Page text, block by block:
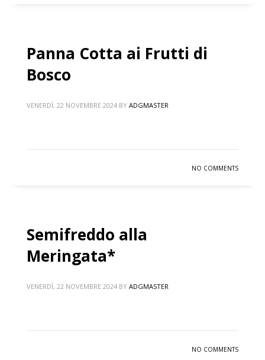
Panna Cotta ai Frutti di
Bosco
VENERDÌ, 22 NOVEMBRE 2024 BY ADGMASTER
NO COMMENTS
Semifreddo alla
Meringata*
VENERDÌ, 22 NOVEMBRE 2024 BY ADGMASTER
NO COMMENTS